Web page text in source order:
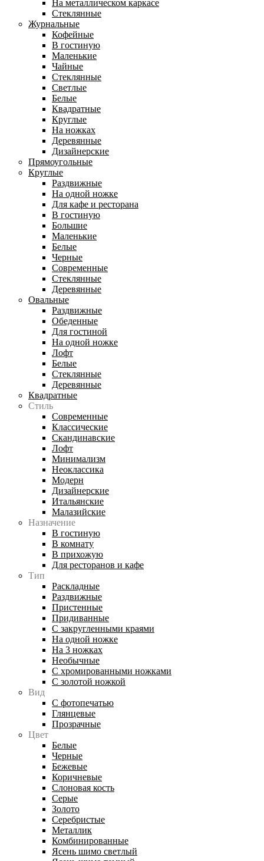
На металлическом каркасе
Стеклянные
Журнальные
Кофейные
В гостиную
Маленькие
Чайные
Стеклянные
Светлые
Белые
Квадратные
Круглые
На ножках
Деревянные
Дизайнерские
Прямоугольные
Круглые
Раздвижные
На одной ножке
Для кафе и ресторана
В гостиную
Большие
Маленькие
Белые
Черные
Современные
Стеклянные
Деревянные
Овальные
Раздвижные
Обеденные
Для гостиной
На одной ножке
Лофт
Белые
Стеклянные
Деревянные
Квадратные
Стиль
Современные
Классические
Скандинавские
Лофт
Минимализм
Неоклассика
Модерн
Дизайнерские
Итальянские
Малазийские
Назначение
В гостиную
В комнату
В прихожую
Для ресторанов и кафе
Тип
Раскладные
Раздвижные
Пристенные
Придиванные
С закругленными краями
На одной ножке
На 3 ножках
Необычные
С хромированными ножками
С золотой ножкой
Вид
С фотопечатью
Глянцевые
Прозрачные
Цвет
Белые
Черные
Бежевые
Коричневые
Слоновая кость
Серые
Золото
Серебристые
Металлик
Комбинированные
Ясень шимо светлый